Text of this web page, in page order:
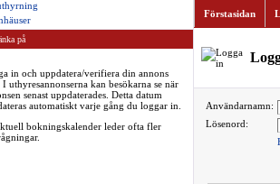
på
in och uppdatera/verifiera din annons
uthyresannonserna kan besökarna se när
senast uppdaterades. Detta datum
automatiskt varje gång du loggar in.
bokningskalender leder ofta fler
Förstasidan
Användarnamn:
Lösenord: